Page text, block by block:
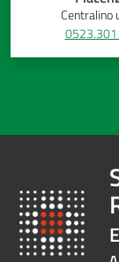
Centralino